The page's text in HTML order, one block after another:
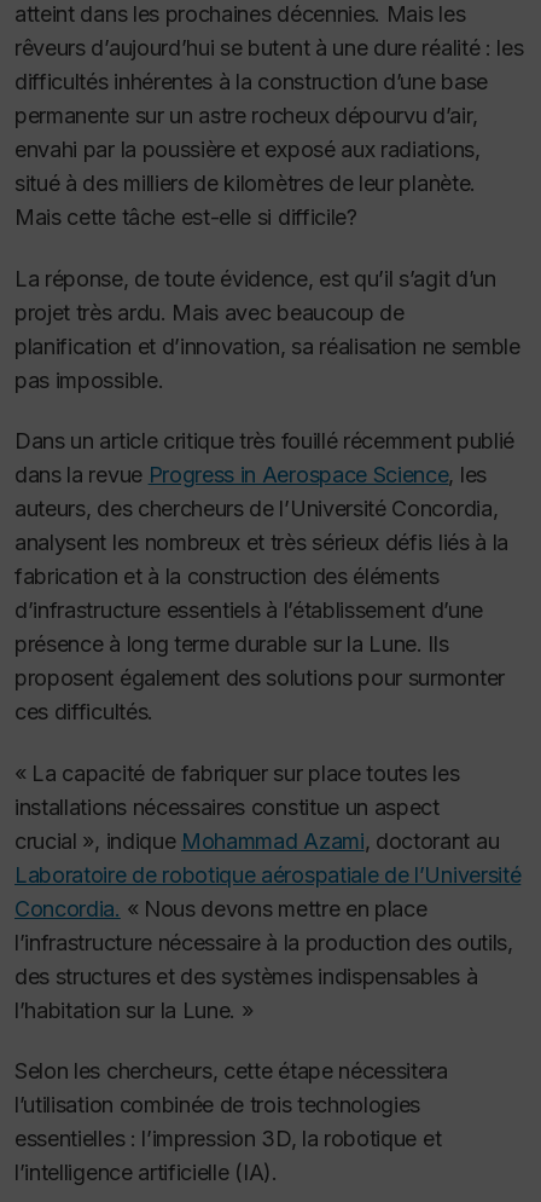
atteint dans les prochaines décennies. Mais les
rêveurs d’aujourd’hui se butent à une dure réalité : les
difficultés inhérentes à la construction d’une base
permanente sur un astre rocheux dépourvu d’air,
envahi par la poussière et exposé aux radiations,
situé à des milliers de kilomètres de leur planète.
Mais cette tâche est-elle si difficile?
La réponse, de toute évidence, est qu’il s’agit d’un
projet très ardu. Mais avec beaucoup de
planification et d’innovation, sa réalisation ne semble
pas impossible.
Dans un article critique très fouillé récemment publié
dans la revue Progress in Aerospace Science, les
auteurs, des chercheurs de l’Université Concordia,
analysent les nombreux et très sérieux défis liés à la
fabrication et à la construction des éléments
d’infrastructure essentiels à l’établissement d’une
présence à long terme durable sur la Lune. Ils
proposent également des solutions pour surmonter
ces difficultés.
« La capacité de fabriquer sur place toutes les
installations nécessaires constitue un aspect
crucial », indique Mohammad Azami, doctorant au
Laboratoire de robotique aérospatiale de l’Université
Concordia. « Nous devons mettre en place
l’infrastructure nécessaire à la production des outils,
des structures et des systèmes indispensables à
l’habitation sur la Lune. »
Selon les chercheurs, cette étape nécessitera
l’utilisation combinée de trois technologies
essentielles : l’impression 3D, la robotique et
l’intelligence artificielle (IA).